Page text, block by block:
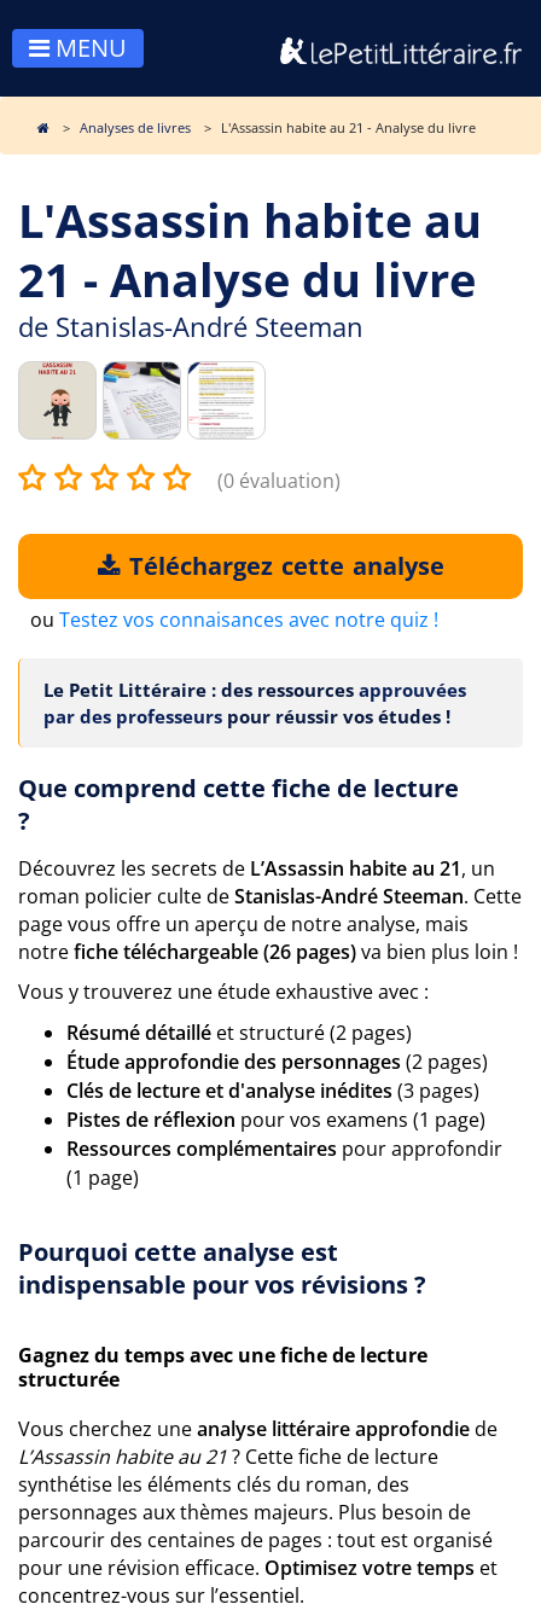
MENU
Analyses de livres L'Assassin habite au 21 - Analyse du livre
L'Assassin habite au
21 - Analyse du livre
de Stanislas-André Steeman
(0 évaluation)
Téléchargez cette analyse
ou Testez vos connaisances avec notre quiz !
Le Petit Littéraire : des ressources approuvées
par des professeurs pour réussir vos études !
Que comprend cette fiche de lecture
?
Découvrez les secrets de L’Assassin habite au 21, un
roman policier culte deStanislas-André Steeman. Cette
page vous offre un aperçu de notre analyse, mais
notrefiche téléchargeable (26 pages)va bien plus loin !
Vous y trouverez une étude exhaustive avec :
Résumé détaillé et structuré (2 pages)
Étude approfondie des personnages (2 pages)
Clés de lecture et d'analyse inédites (3 pages)
Pistes de réflexion pour vos examens (1 page)
Ressources complémentaires pour approfondir
(1 page)
Pourquoi cette analyse est
indispensable pour vos révisions ?
Gagnez du temps avec une fiche de lecture
structurée
Vous cherchez uneanalyse littéraire approfondiede
L’Assassin habite au 21? Cette fiche de lecture
synthétise les éléments clés du roman, des
personnages aux thèmes majeurs. Plus besoin de
parcourir des centaines de pages : tout est organisé
pour une révision efficace. Optimisez votre temps et
concentrez-vous sur l’essentiel.